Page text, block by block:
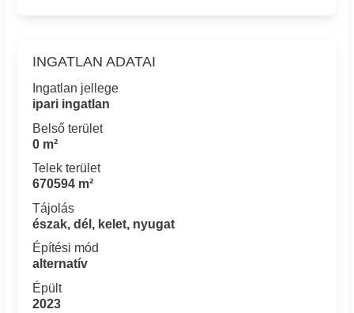
INGATLAN ADATAI
Ingatlan jellege
ipari ingatlan
Belső terület
0 m²
Telek terület
670594 m²
Tájolás
észak, dél, kelet, nyugat
Építési mód
alternatív
Épült
2023